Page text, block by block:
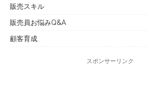
販売スキル
販売員お悩みQ&A
顧客育成
スポンサーリンク